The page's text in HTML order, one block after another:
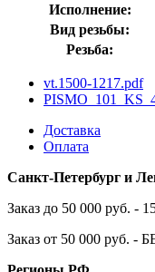
Исполнение:
Вид резьбы:
Резьба:
vt.1500-1217.pdf
Доставка
Оплата
Санкт-Петербург и
Заказ до 50 000 руб. -
Заказ от 50 000 руб.